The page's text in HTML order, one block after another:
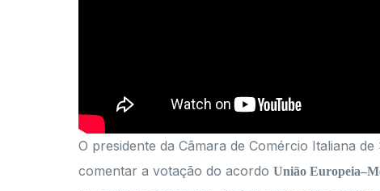
O presidente da Câmara de Comércio Italiana de
comentar a votação do acordo União